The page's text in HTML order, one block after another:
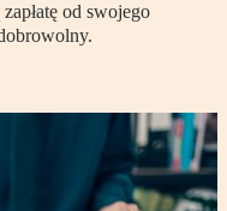
od swojego